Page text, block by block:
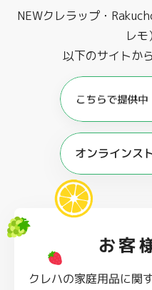
NEWクレラップ・
レ
以下のサイトか
オンラインス
お客
クレハの家庭用品に関